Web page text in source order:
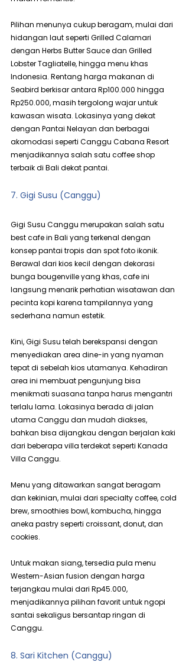
Pilihan menunya cukup beragam, mulai dari
hidangan laut seperti Grilled Calamari
dengan Herbs Butter Sauce dan Grilled
Lobster Tagliatelle, hingga menu khas
Indonesia. Rentang harga makanan di
Seabird berkisar antara Rp100.000 hingga
Rp250.000, masih tergolong wajar untuk
kawasan wisata. Lokasinya yang dekat
dengan Pantai Nelayan dan berbagai
akomodasi seperti Canggu Cabana Resort
menjadikannya salah satu coffee shop
terbaik di Bali dekat pantai.
7. Gigi Susu (Canggu)
Gigi Susu Canggu merupakan salah satu
best cafe in Bali yang terkenal dengan
konsep pantai tropis dan spot foto ikonik.
Berawal dari kios kecil dengan dekorasi
bunga bougenville yang khas, cafe ini
langsung menarik perhatian wisatawan dan
pecinta kopi karena tampilannya yang
sederhana namun estetik.
Kini, Gigi Susu telah berekspansi dengan
menyediakan area dine-in yang nyaman
tepat di sebelah kios utamanya. Kehadiran
area ini membuat pengunjung bisa
menikmati suasana tanpa harus mengantri
terlalu lama. Lokasinya berada di jalan
utama Canggu dan mudah diakses,
bahkan bisa dijangkau dengan berjalan kaki
dari beberapa villa terdekat seperti Kanada
Villa Canggu.
Menu yang ditawarkan sangat beragam
dan kekinian, mulai dari specialty coffee, cold
brew, smoothies bowl, kombucha, hingga
aneka pastry seperti croissant, donut, dan
cookies.
Untuk makan siang, tersedia pula menu
Western-Asian fusion dengan harga
terjangkau mulai dari Rp45.000,
menjadikannya pilihan favorit untuk ngopi
santai sekaligus bersantap ringan di
Canggu.
8. Sari Kitchen (Canggu)